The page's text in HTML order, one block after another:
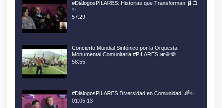
#DiálogosPILARES: Historias que Transforman 🩰📺
✨
57:29
Concierto Mundial Sinfónico por la Orquesta
Monumental Comunitaria #PILARES 🎺🥁🪗
58:55
#DiálogosPILARES Diversidad en Comunidad. 🌈✨
01:05:13